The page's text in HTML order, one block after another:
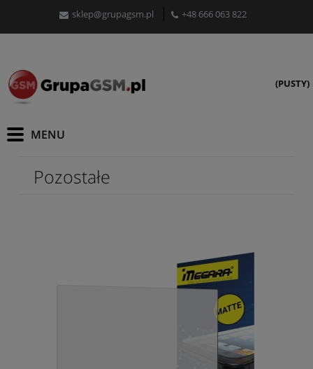
sklep@grupagsm.pl +48 666 063 822
(PUSTY)
Pozostałe